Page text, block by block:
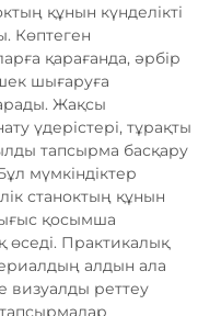
құнын күнделікті
Көптеген
қарағанда, әрбір
шығаруға
Жақсы
үдерістері, тұрақты
тапсырма басқару
мүмкіндіктер
станоктың құнын
қосымша
өседі. Практикалық
алдын ала
визуалды реттеу